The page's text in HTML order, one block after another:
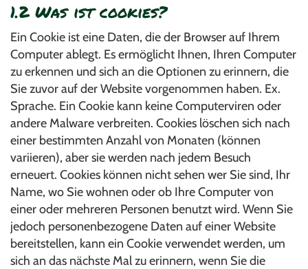
1.2 Was ist cookies?
Ein Cookie ist eine Daten, die der Browser auf Ihrem
Computer ablegt. Es ermöglicht Ihnen, Ihren Computer
zu erkennen und sich an die Optionen zu erinnern, die
Sie zuvor auf der Website vorgenommen haben. Ex.
Sprache. Ein Cookie kann keine Computerviren oder
andere Malware verbreiten. Cookies löschen sich nach
einer bestimmten Anzahl von Monaten (können
variieren), aber sie werden nach jedem Besuch
erneuert. Cookies können nicht sehen wer Sie sind, Ihr
Name, wo Sie wohnen oder ob Ihre Computer von
einer oder mehreren Personen benutzt wird. Wenn Sie
jedoch personenbezogene Daten auf einer Website
bereitstellen, kann ein Cookie verwendet werden, um
sich an das nächste Mal zu erinnern, wenn Sie die